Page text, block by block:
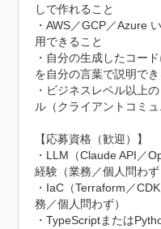
しで作れること
・AWS／GCP／Azure
⽤できること
・⾃分の⽣成したコー
を⾃分の⾔葉で説明でき
・ビジネスレベル以上
ル（クライアントコミ
【応募資格（歓迎）】
・LLM（Claude API／
経験（業務／個⼈問わず
・IaC（Terraform／
務／個⼈問わず）
・TypeScriptまたは